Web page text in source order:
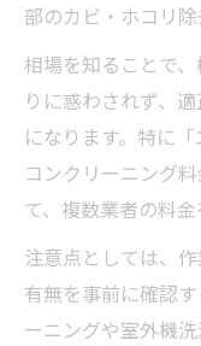
部のカビ・ホコリ
相場を知ることで
りに惑わされず、
になります。特に
コンクリーニング
て、複数業者の料金
注意点としては、
有無を事前に確認
ーニングや室外機